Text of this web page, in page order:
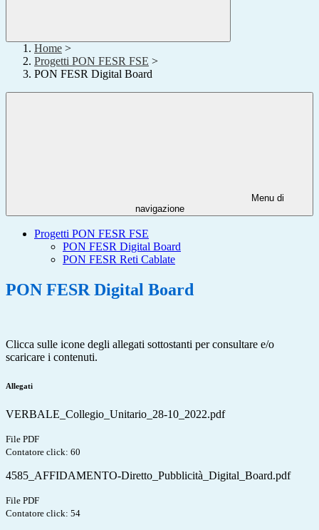
Home >
Progetti PON FESR FSE >
PON FESR Digital Board
Menu di
navigazione
Progetti PON FESR FSE
PON FESR Digital Board
PON FESR Reti Cablate
PON FESR Digital Board
Clicca sulle icone degli allegati sottostanti per consultare e/o
scaricare i contenuti.
Allegati
VERBALE_Collegio_Unitario_28-10_2022.pdf
File PDF
Contatore click: 60
4585_AFFIDAMENTO-Diretto_Pubblicità_Digital_Board.pdf
File PDF
Contatore click: 54